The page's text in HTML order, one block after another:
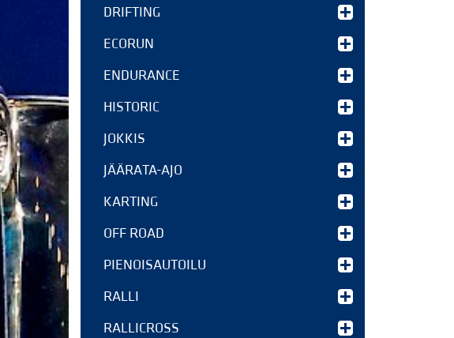
DRIFTING
ECORUN
ENDURANCE
HISTORIC
JOKKIS
JÄÄRATA-AJO
KARTING
OFF ROAD
PIENOISAUTOILU
RALLI
RALLICROSS